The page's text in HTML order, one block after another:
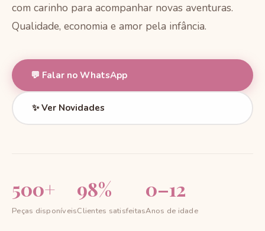
com carinho para acompanhar novas aventuras.
Qualidade, economia e amor pela infância.
💬 Falar no WhatsApp
✨ Ver Novidades
500+
Peças disponíveis
98%
Clientes satisfeitas
0–12
Anos de idade